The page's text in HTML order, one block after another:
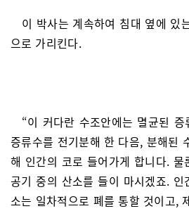
이 박사는 계속하여 침대 옆에 있
으로 가리킨다.
“이 커다란 수조안에는 멸균된
증류수를 전기분해 한 다음, 분해된
해 인간의 코로 들어가게 합니다.
공기 중의 산소를 들이 마시겠죠.
소는 일차적으로 폐를 통할 것이고,